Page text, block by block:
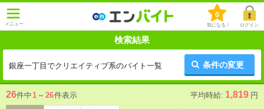
メニュー
0
気になる！ ログイン
検索結果
銀座一丁目でクリエイティブ系のバイト一覧 条件の変更
26件中1 ～ 26件表示 平均時給: 1,819 円